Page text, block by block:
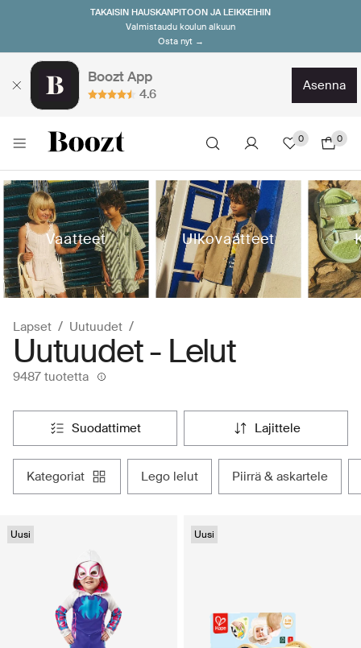
TAKAISIN HAUSKANPITOON JA LEIKKEIHIN
Valmistaudu koulun alkuun
Osta nyt →
Boozt App
4.6
asenna
0 0
Vaatteet Ulkovaatteet
Lapset Uutuudet
Uutuudet - Lelut
9487 tuotetta
suodattimet lajittele
kategoriat lego lelut piirrä & askartele
Uusi Uusi